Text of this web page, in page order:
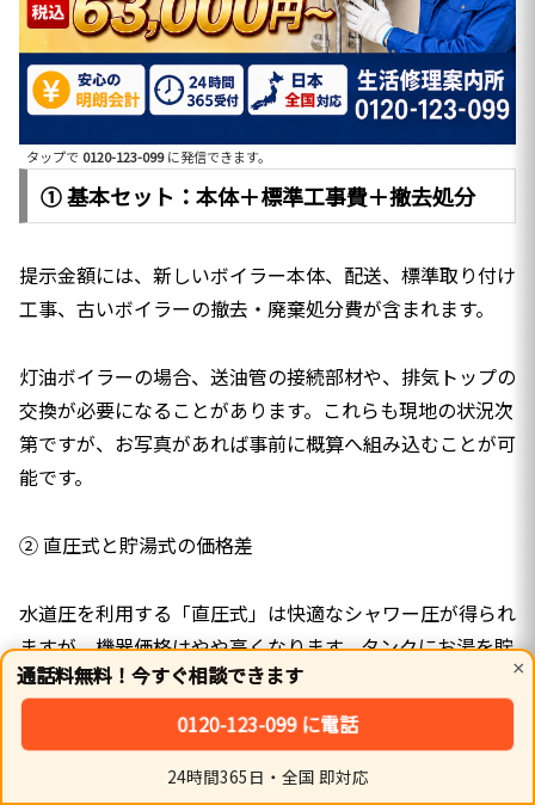
×
通話料無料！今すぐ相談できます
0120-123-099 に電話
24時間365日・全国 即対応
タップで 0120-123-099に発信できます。
① 基本セット：本体＋標準工事費＋撤去処分
提示金額には、新しいボイラー本体、配送、標準取り付け
工事、古いボイラーの撤去・廃棄処分費が含まれます。
灯油ボイラーの場合、送油管の接続部材や、排気トップの
交換が必要になることがあります。これらも現地の状況次
第ですが、お写真があれば事前に概算へ組み込むことが可
能です。
② 直圧式と貯湯式の価格差
水道圧を利用する「直圧式」は快適なシャワー圧が得られ
ますが、機器価格はやや高くなります。タンクにお湯を貯
める「貯湯式」は安価ですが、水圧は低めです。
ご予算と使用感の優先順位を伺い、最適なタイプを提案し
ます。無理に高い機種を勧めることはありません。
シェア トップ